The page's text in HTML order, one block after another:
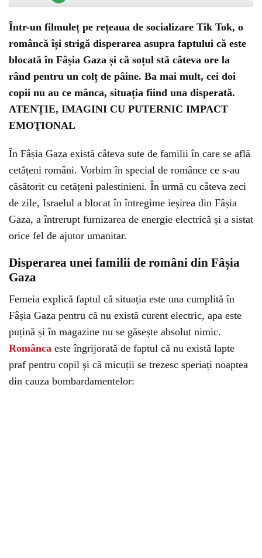
Într-un filmuleț pe rețeaua de socializare Tik Tok, o
româncă își strigă disperarea asupra faptului că este
blocată în Fâșia Gaza și că soțul stă câteva ore la
rând pentru un colț de pâine. Ba mai mult, cei doi
copii nu au ce mânca, situația fiind una disperată.
ATENȚIE, IMAGINI CU PUTERNIC IMPACT
EMOŢIONAL
În Fâșia Gaza există câteva sute de familii în care se află
cetățeni români. Vorbim în special de românce ce s-au
căsătorit cu cetățeni palestinieni. În urmă cu câteva zeci
de zile, Israelul a blocat în întregime ieșirea din Fâșia
Gaza, a întrerupt furnizarea de energie electrică și a sistat
orice fel de ajutor umanitar.
Disperarea unei familii de români din Fâșia
Gaza
Femeia explică faptul că situația este una cumplită în
Fâșia Gaza pentru că nu există curent electric, apa este
puțină și în magazine nu se găsește absolut nimic.
Românca este îngrijorată de faptul că nu există lapte
praf pentru copil și că micuții se trezesc speriați noaptea
din cauza bombardamentelor: